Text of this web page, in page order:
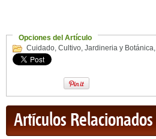
Opciones del Artículo
Cuidado, Cultivo, Jardineria y Botánica,
Artículos Relacionados